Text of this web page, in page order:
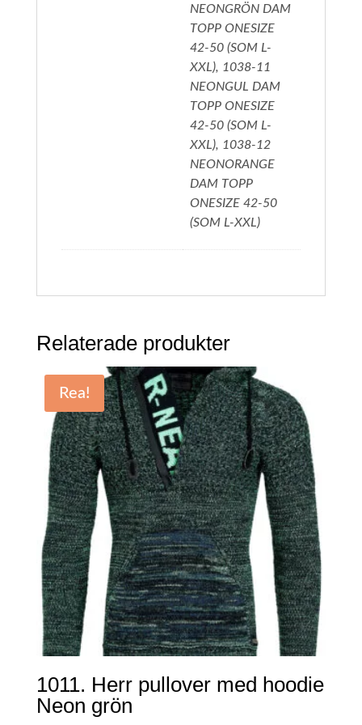
NEONGRÖN DAM
TOPP ONESIZE
42-50 (SOM L-
XXL), 1038-11
NEONGUL DAM
TOPP ONESIZE
42-50 (SOM L-
XXL), 1038-12
NEONORANGE
DAM TOPP
ONESIZE 42-50
(SOM L-XXL)
Relaterade produkter
Rea!
1011. Herr pullover med hoodie
Neon grön